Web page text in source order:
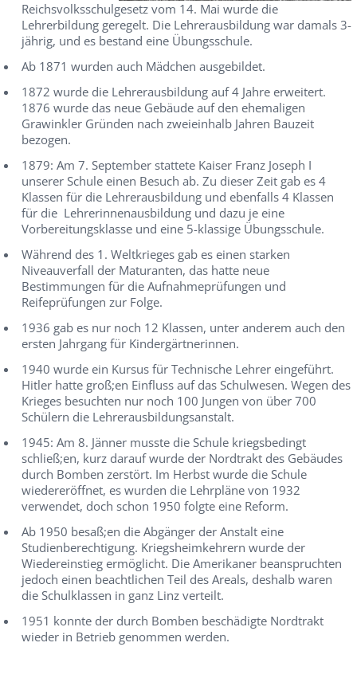
Reichsvolksschulgesetz vom 14. Mai wurde die
Lehrerbildung geregelt. Die Lehrerausbildung war damals 3-
jährig, und es bestand eine Übungsschule.
Ab 1871 wurden auch Mädchen ausgebildet.
1872 wurde die Lehrerausbildung auf 4 Jahre erweitert.
1876 wurde das neue Gebäude auf den ehemaligen
Grawinkler Gründen nach zweieinhalb Jahren Bauzeit
bezogen.
1879: Am 7. September stattete Kaiser Franz Joseph I
unserer Schule einen Besuch ab. Zu dieser Zeit gab es 4
Klassen für die Lehrerausbildung und ebenfalls 4 Klassen
für die Lehrerinnenausbildung und dazu je eine
Vorbereitungsklasse und eine 5-klassige Übungsschule.
Während des 1. Weltkrieges gab es einen starken
Niveauverfall der Maturanten, das hatte neue
Bestimmungen für die Aufnahmeprüfungen und
Reifeprüfungen zur Folge.
1936 gab es nur noch 12 Klassen, unter anderem auch den
ersten Jahrgang für Kindergärtnerinnen.
1940 wurde ein Kursus für Technische Lehrer eingeführt.
Hitler hatte groß;en Einfluss auf das Schulwesen. Wegen des
Krieges besuchten nur noch 100 Jungen von über 700
Schülern die Lehrerausbildungsanstalt.
1945: Am 8. Jänner musste die Schule kriegsbedingt
schließ;en, kurz darauf wurde der Nordtrakt des Gebäudes
durch Bomben zerstört. Im Herbst wurde die Schule
wiedereröffnet, es wurden die Lehrpläne von 1932
verwendet, doch schon 1950 folgte eine Reform.
Ab 1950 besaß;en die Abgänger der Anstalt eine
Studienberechtigung. Kriegsheimkehrern wurde der
Wiedereinstieg ermöglicht. Die Amerikaner beanspruchten
jedoch einen beachtlichen Teil des Areals, deshalb waren
die Schulklassen in ganz Linz verteilt.
1951 konnte der durch Bomben beschädigte Nordtrakt
wieder in Betrieb genommen werden.